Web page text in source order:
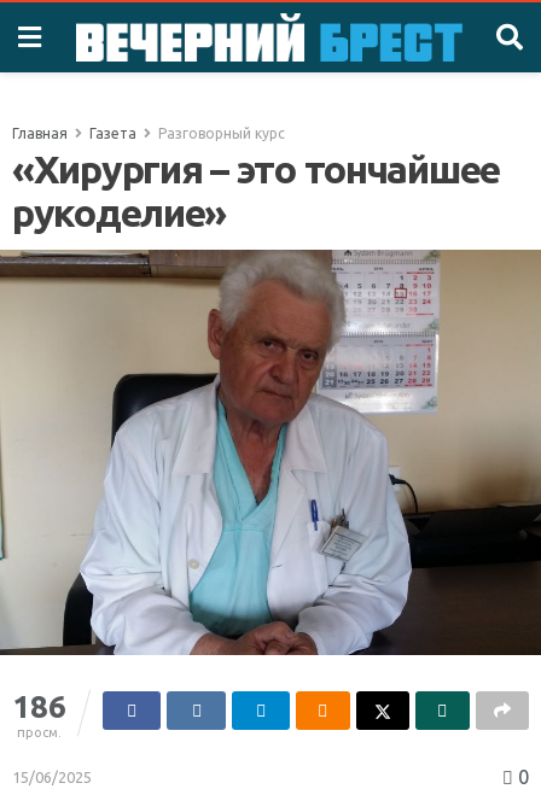
Главная Газета Разговорный курс
«Хирургия – это тончайшее
рукоделие»
186
просм.
15/06/2025 0